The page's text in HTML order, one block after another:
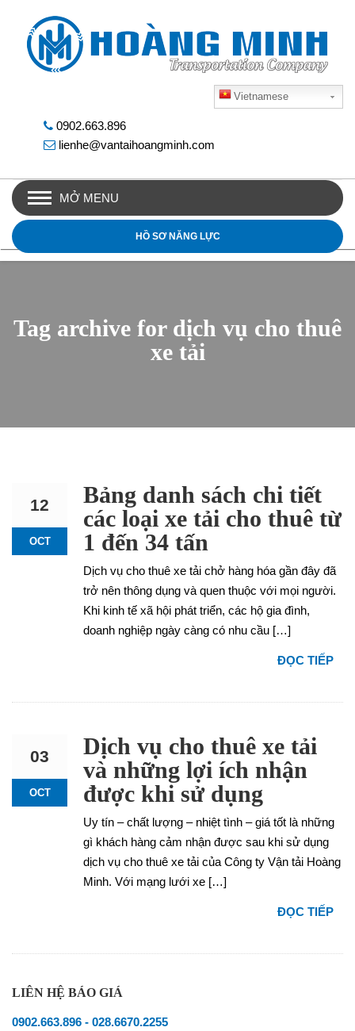
Vietnamese
0902.663.896
lienhe@vantaihoangminh.com
MỞ MENU
HỒ SƠ NĂNG LỰC
Tag archive for dịch vụ cho thuê
xe tải
12
OCT
Bảng danh sách chi tiết
các loại xe tải cho thuê từ
1 đến 34 tấn
Dịch vụ cho thuê xe tải chở hàng hóa gần đây đã
trở nên thông dụng và quen thuộc với mọi người.
Khi kinh tế xã hội phát triển, các hộ gia đình,
doanh nghiệp ngày càng có nhu cầu […]
ĐỌC TIẾP
03
OCT
Dịch vụ cho thuê xe tải
và những lợi ích nhận
được khi sử dụng
Uy tín – chất lượng – nhiệt tình – giá tốt là những
gì khách hàng cảm nhận được sau khi sử dụng
dịch vụ cho thuê xe tải của Công ty Vận tải Hoàng
Minh. Với mạng lưới xe […]
ĐỌC TIẾP
LIÊN HỆ BÁO GIÁ
0902.663.896 - 028.6670.2255